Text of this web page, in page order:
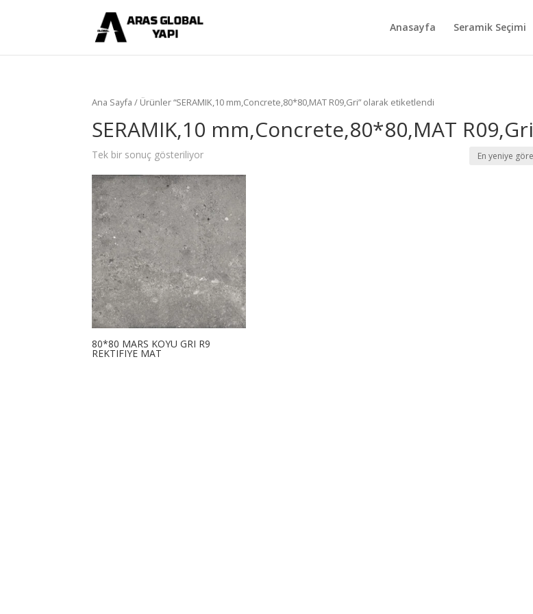
Anasayfa Seramik Seçimi
Ana Sayfa / Ürünler “SERAMIK,10 mm,Concrete,80*80,MAT R09,Gri” olarak etiketlendi
SERAMIK,10 mm,Concrete,80*80,MAT R09,Gri
Tek bir sonuç gösteriliyor
80*80 MARS KOYU GRI R9
REKTIFIYE MAT